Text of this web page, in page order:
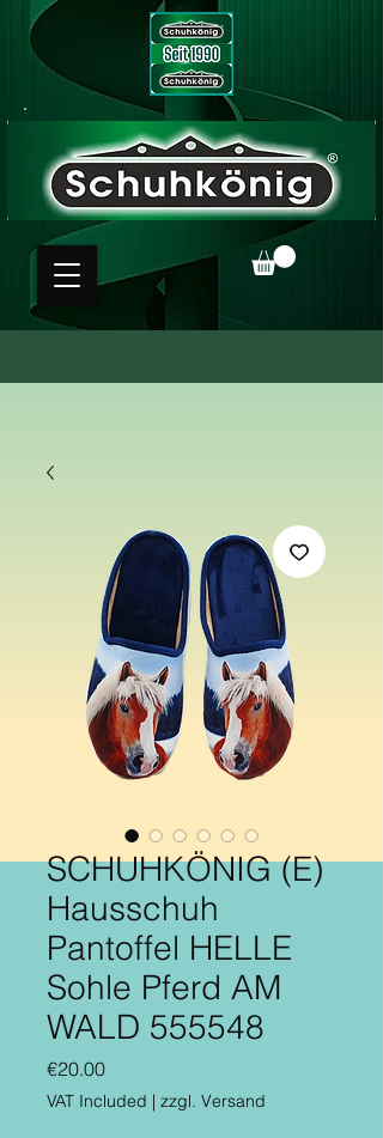
SCHUHKÖNIG (E)
Hausschuh
Pantoffel HELLE
Sohle Pferd AM
WALD 555548
€20.00Price
VAT Included | zzgl. Versand